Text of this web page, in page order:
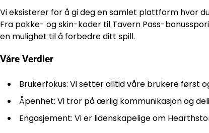
Vi eksisterer for å gi deg en samlet plattform hvor
Fra pakke- og skin-koder til Tavern Pass-
en mulighet til å forbedre ditt spill.
Våre Verdier
Brukerfokus: Vi setter alltid våre brukere først
Åpenhet: Vi tror på ærlig kommunikasjon og
Engasjement: Vi er lidenskapelige om